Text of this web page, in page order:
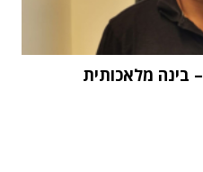
"העתיד הוא Physical AI – בינה מלאכותית